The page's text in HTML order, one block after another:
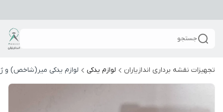
جستجو
تجهیزات نقشه برداری اندازیاران لوازم یدکی لوازم یدکی میر(شاخص) و